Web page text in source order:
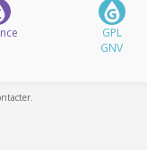
GPL
GNV